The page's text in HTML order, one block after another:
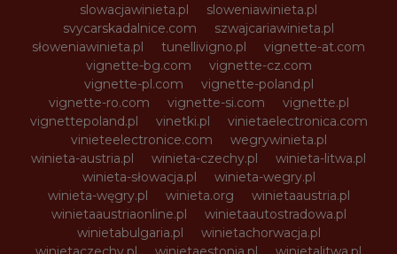
slowacjawinieta.pl
sloweniawinieta.pl
svycarskadalnice.com
szwajcariawinieta.pl
słoweniawinieta.pl
tunellivigno.pl
vignette-at.com
vignette-bg.com
vignette-cz.com
vignette-pl.com
vignette-poland.pl
vignette-ro.com
vignette-si.com
vignette.pl
vignettepoland.pl
vinetki.pl
vinietaelectronica.com
vinieteelectronice.com
wegrywinieta.pl
winieta-austria.pl
winieta-czechy.pl
winieta-litwa.pl
winieta-słowacja.pl
winieta-wegry.pl
winieta-węgry.pl
winieta.org
winietaaustria.pl
winietaaustriaonline.pl
winietaautostradowa.pl
winietabulgaria.pl
winietachorwacja.pl